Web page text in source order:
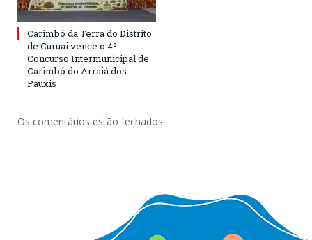
Carimbó da Terra do Distrito
de Curuai vence o 4º
Concurso Intermunicipal de
Carimbó do Arraiá dos
Pauxis
Os comentários estão fechados.